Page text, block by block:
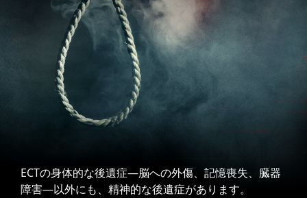
ECTの身体的な後遺症—脳への外傷、記憶喪失、臓器
障害—以外にも、精神的な後遺症があります。